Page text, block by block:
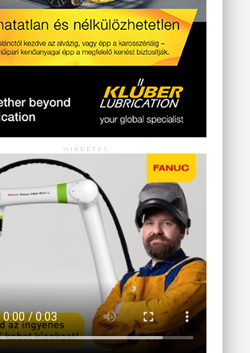
HIRDETÉS